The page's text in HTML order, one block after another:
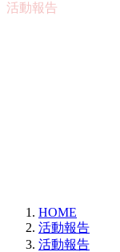
ッ
移
活動報告
HOME
活動報告
活動報告